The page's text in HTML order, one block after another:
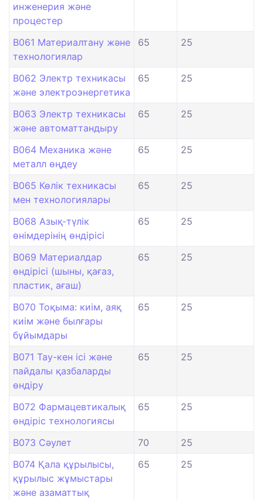
инженерия және
процестер
B061 Материалтану және
технологиялар
65 25
B062 Электр техникасы
және электроэнергетика
65 25
B063 Электр техникасы
және автоматтандыру
65 25
B064 Механика және
металл өңдеу
65 25
B065 Көлік техникасы
мен технологиялары
65 25
B068 Азық-түлік
өнімдерінің өндірісі
65 25
B069 Материалдар
өндірісі (шыны, қағаз,
пластик, ағаш)
65 25
B070 Тоқыма: киім, аяқ
киім және былғары
бұйымдары
65 25
B071 Тау-кен ісі және
пайдалы қазбаларды
өндіру
65 25
B072 Фармацевтикалық
өндіріс технологиясы
65 25
B073 Сәулет 70
25
B074 Қала құрылысы,
құрылыс жұмыстары
және азаматтық
65 25